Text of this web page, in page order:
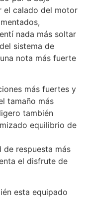
el calado del motor
nada más soltar
sistema de
nota más fuerte
más fuertes y
tamaño más
también
equilibrio de
de respuesta más
el disfrute de
esta equipado